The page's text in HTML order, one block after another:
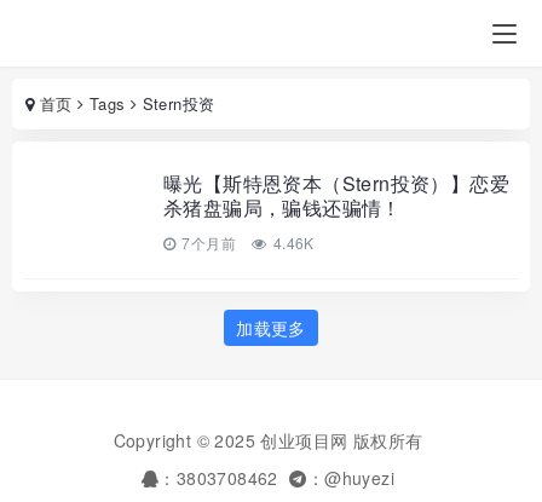
首页 Tags Stern投资
曝光【斯特恩资本（Stern投资）】恋爱
杀猪盘骗局，骗钱还骗情！
7个月前 4.46K
加载更多
Copyright © 2025 创业项目网 版权所有
：3803708462
：@huyezi